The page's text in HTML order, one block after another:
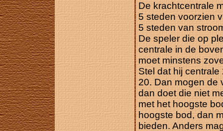
De krachtcentrale
5 steden voorzien
5 steden van
De speler die op
centrale in de
moet minstens
Stel dat hij
20. Dan mogen de
dan doet die niet
met het hoogste
hoogste bod, dan
bieden. Anders